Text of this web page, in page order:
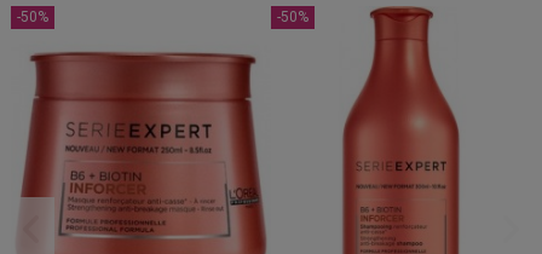
-50% -50%